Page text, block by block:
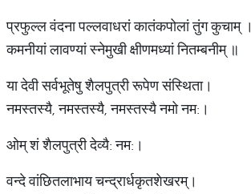
प्रफुल्ल वंदना पल्लवाधरां कातंकपोलां तुंग कुचाम् ।
कमनीयां लावण्यां स्नेमुखी क्षीणमध्यां नितम्बनीम् ॥
या देवी सर्वभूतेषु शैलपुत्री रूपेण संस्थिता।
नमस्तस्यै, नमस्तस्यै, नमस्तस्यै नमो नम:।
ओम् शं शैलपुत्री देव्यै: नम:।
वन्दे वांछितलाभाय चन्द्रार्धकृतशेखरम्।